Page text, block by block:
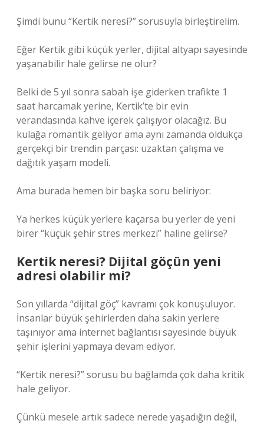
Şimdi bunu “Kertik neresi?” sorusuyla birleştirelim.
Eğer Kertik gibi küçük yerler, dijital altyapı sayesinde
yaşanabilir hale gelirse ne olur?
Belki de 5 yıl sonra sabah işe giderken trafikte 1
saat harcamak yerine, Kertik’te bir evin
verandasında kahve içerek çalışıyor olacağız. Bu
kulağa romantik geliyor ama aynı zamanda oldukça
gerçekçi bir trendin parçası: uzaktan çalışma ve
dağıtık yaşam modeli.
Ama burada hemen bir başka soru beliriyor:
Ya herkes küçük yerlere kaçarsa bu yerler de yeni
birer “küçük şehir stres merkezi” haline gelirse?
Kertik neresi? Dijital göçün yeni
adresi olabilir mi?
Son yıllarda “dijital göç” kavramı çok konuşuluyor.
İnsanlar büyük şehirlerden daha sakin yerlere
taşınıyor ama internet bağlantısı sayesinde büyük
şehir işlerini yapmaya devam ediyor.
“Kertik neresi?” sorusu bu bağlamda çok daha kritik
hale geliyor.
Çünkü mesele artık sadece nerede yaşadığın değil,